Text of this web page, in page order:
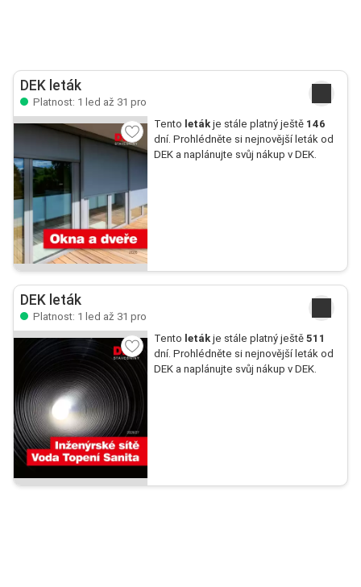
DEK leták
Platnost: 1 led až 31 pro
Tento letákje stále platný ještě 146
dní. Prohlédněte si nejnovější leták od
DEK a naplánujte svůj nákup v DEK.
DEK leták
Platnost: 1 led až 31 pro
Tento letákje stále platný ještě 511
dní. Prohlédněte si nejnovější leták od
DEK a naplánujte svůj nákup v DEK.